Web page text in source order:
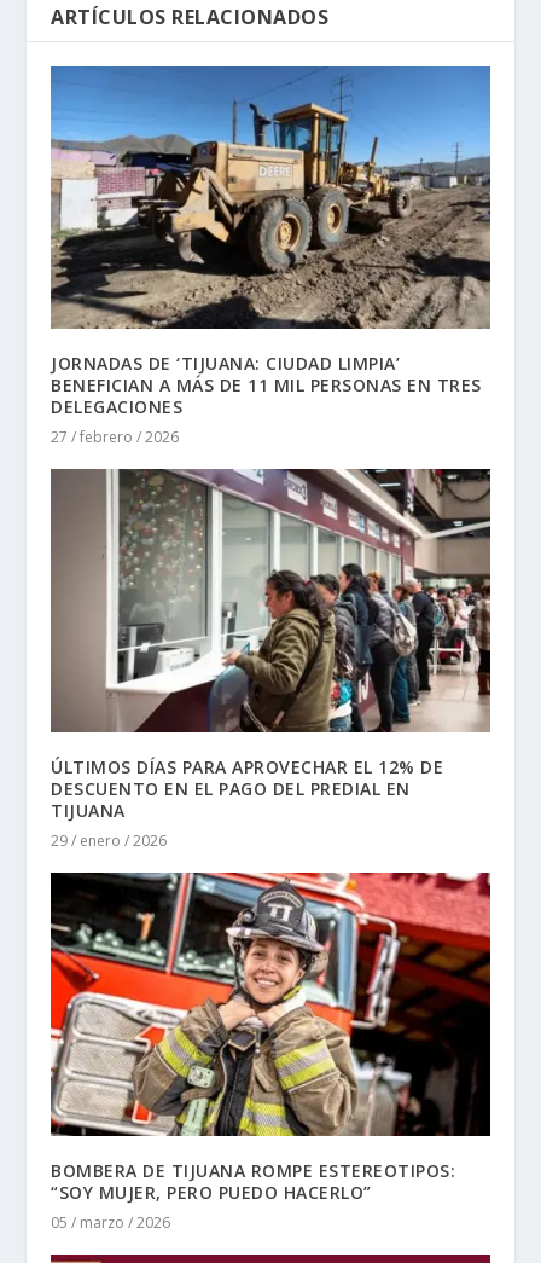
ARTÍCULOS RELACIONADOS
JORNADAS DE ‘TIJUANA: CIUDAD LIMPIA’
BENEFICIAN A MÁS DE 11 MIL PERSONAS EN TRES
DELEGACIONES
27 / febrero / 2026
ÚLTIMOS DÍAS PARA APROVECHAR EL 12% DE
DESCUENTO EN EL PAGO DEL PREDIAL EN
TIJUANA
29 / enero / 2026
BOMBERA DE TIJUANA ROMPE ESTEREOTIPOS:
“SOY MUJER, PERO PUEDO HACERLO”
05 / marzo / 2026